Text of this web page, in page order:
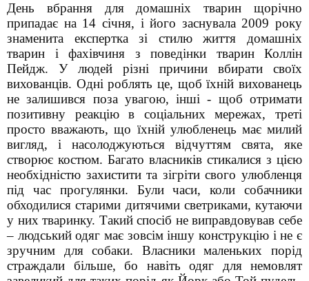
День вбрання для домашніх тварин щорічно
припадає на 14 січня, і його заснувала 2009 року
знаменита експертка зі стилю життя домашніх
тварин і фахівчиня з поведінки тварин Коллін
Пейдж. У людей різні причини вбирати своїх
вихованців. Одні роблять це, щоб їхній вихованець
не залишився поза увагою, інші - щоб отримати
позитивну реакцію в соціальних мережах, треті
просто вважають, що їхній улюбленець має милий
вигляд, і насолоджуються відчуттям свята, яке
створює костюм. Багато власників стикалися з цією
необхідністю захистити та зігріти свого улюбленця
під час прогулянки. Були часи, коли собачники
обходилися старими дитячими светриками, кутаючи
у них тваринку. Такий спосіб не виправдовував себе
– людський одяг має зовсім іншу конструкцію і не є
зручним для собаки. Власники маленьких порід
страждали більше, бо навіть одяг для немовлят